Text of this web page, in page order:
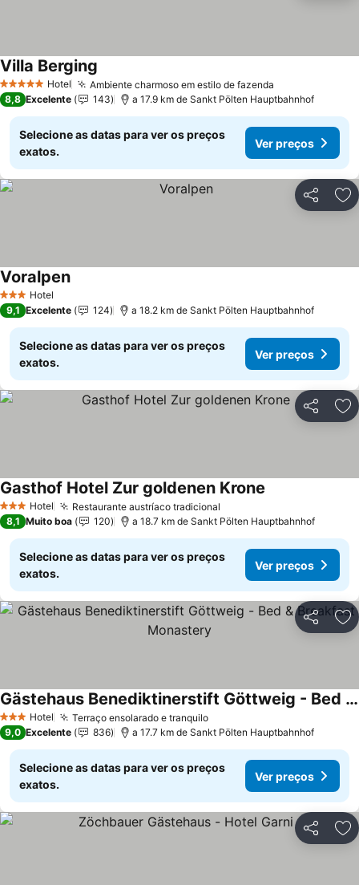
5 Estrelas Hotel Ambiente charmoso em estilo de fazenda
Villa Berging
8,8 Excelente 143 a 17.9 km de Sankt Pölten Hauptbahnhof
Selecione as datas para ver os preços
exatos.
Ver preços
Partilhar
3 EstrelasHotel
VoralpenVer preços
9,1 Excelente 124 a 18.2 km de Sankt Pölten Hauptbahnhof
Selecione as datas para ver os preços
exatos.
Ver preços
Partilhar
3 EstrelasHotel Restaurante austríaco tradicional
Gasthof Hotel Zur goldenen Krone
8,1 Muito boa 120 a 18.7 km de Sankt Pölten Hauptbahnhof
Selecione as datas para ver os preços
exatos.
Ver preços
Partilhar
3 EstrelasHotel Terraço ensolarado e tranquiloVer preços
Gästehaus Benediktinerstift Göttweig - Bed & Breakfast Monastery
Ver preços
9,0 Excelente 836 a 17.7 km de Sankt Pölten Hauptbahnhof
Selecione as datas para ver os preços
exatos.
Ver preços
Partilhar